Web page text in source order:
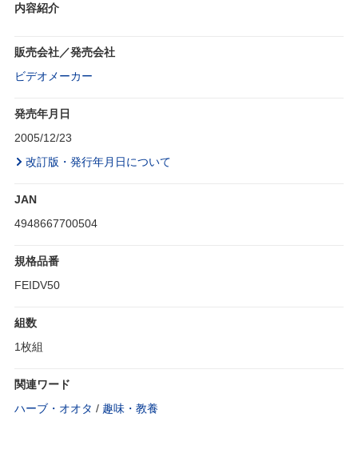
内容紹介
販売会社／発売会社
ビデオメーカー
発売年月日
2005/12/23
改訂版・発行年月日について
JAN
4948667700504
規格品番
FEIDV50
組数
1枚組
関連ワード
ハーブ・オオタ / 趣味・教養